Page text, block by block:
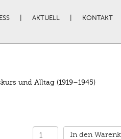
AKTUELL KONTAKT
und Alltag (1919–1945)
In den